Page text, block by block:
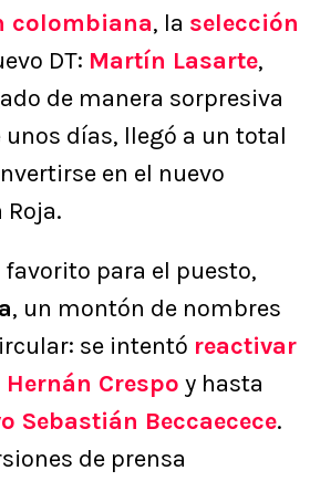
colombiana, la selección
DT: Martín Lasarte,
de manera sorpresiva
días, llegó a un total
en el nuevo
favorito para el puesto,
, un montón de nombres
se intentó reactivar
Crespo y hasta
Sebastián Beccaecece.
de prensa